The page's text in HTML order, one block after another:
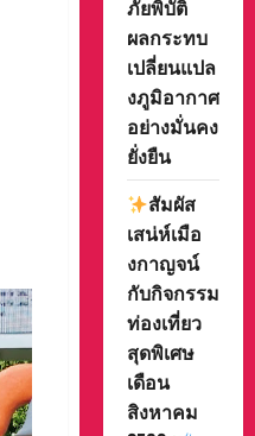
ภัยพิบัติ
ผลกระทบ
เปลี่ยนแปล
งภูมิอากาศ
อย่างมั่นคง
ยั่งยืน
สัมผัส
เสน่ห์เมือ
งกาญจน์
กับกิจกรรม
ท่องเที่ยว
สุดพิเศษ
เดือน
สิงหาคม